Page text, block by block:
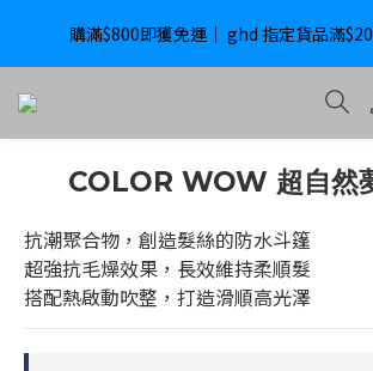
購滿$800即獲免運｜ ghd 指定貨品滿
購滿$800即獲免運｜ ghd 指定貨品滿
International Delivery Available ｜ Shop
購滿$800即獲免運｜ ghd 指定貨品滿
COLOR WOW 超自然
抗潮聚合物，創造髮絲的防水斗篷
超強抗毛燥效果，長效維持柔順髮
搭配熱啟動吹整，打造滑順高光澤